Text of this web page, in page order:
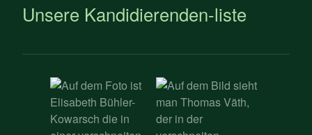
Unsere Kandidierenden-liste